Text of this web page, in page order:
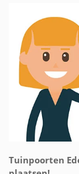
Tuinpoorten